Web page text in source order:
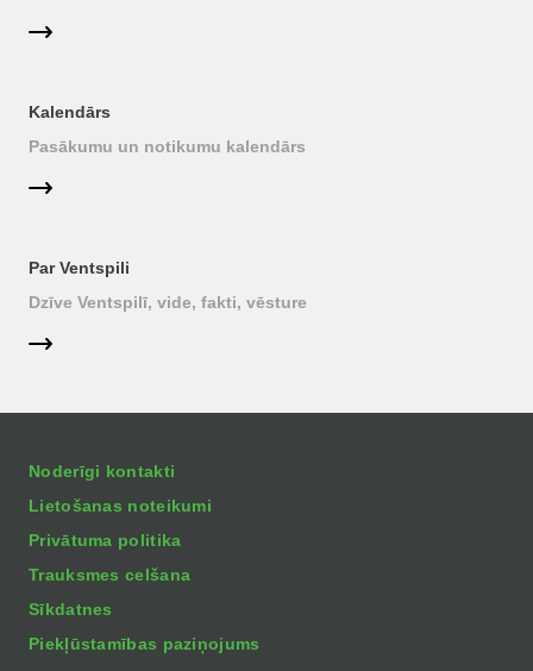
Kalendārs
Pasākumu un notikumu kalendārs
Par Ventspili
Dzīve Ventspilī, vide, fakti, vēsture
Noderīgi kontakti
Lietošanas noteikumi
Privātuma politika
Trauksmes celšana
Sīkdatnes
Piekļūstamības paziņojums